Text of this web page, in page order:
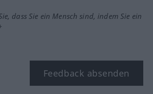
dass Sie ein Mensch sind, indem Sie ein
Feedback absenden